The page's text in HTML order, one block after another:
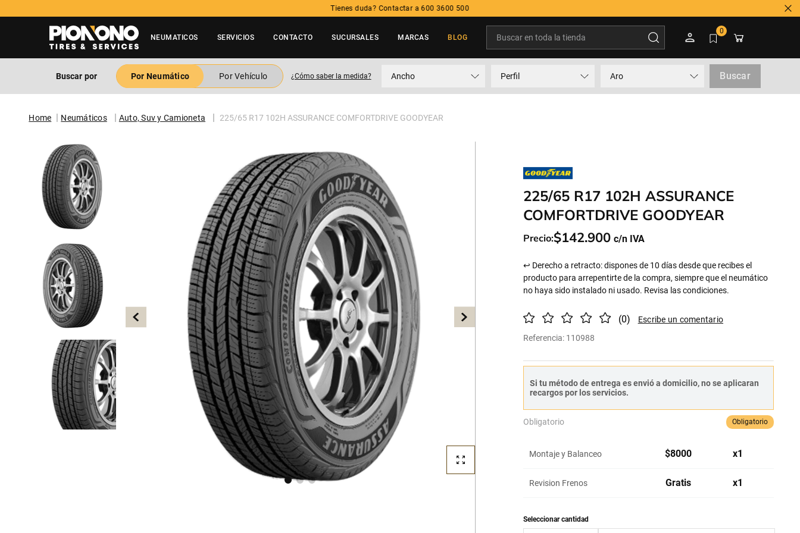
Tienes duda? Contactar a 600 3600 500
NEUMATICOS SERVICIOS CONTACTO SUCURSALES MARCAS BLOG
0
Buscar por Por Neumático Por Vehículo ¿Cómo saber la medida? Ancho Perfil Aro Buscar
Neumáticos Auto, Suv y Camioneta 225/65 R17 102H ASSURANCE COMFORTDRIVE GOODYEAR
225/65 R17 102H ASSURANCE
COMFORTDRIVE GOODYEAR
Precio:$142.900
↩ Derecho a retracto: dispones de 10 días desde que recibes el
producto para arrepentirte de la compra, siempre que el neumático
no haya sido instalado ni usado. Revisa las condiciones.
(0)
Referencia: 110988
Si tu método de entrega es envió a domicilio, no se aplicaran
recargos por los servicios.
Obligatorio Obligatorio
Montaje y Balanceo $8000 x1
Revision Frenos Gratis x1
TÉRMINOS MÁS BUSCADOS
. neumatico
3. 205
5. 235